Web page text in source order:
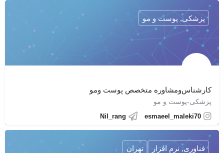
کارشناس‌ومشاوره متخصص پوست ومو
پزشکی-پوست و مو
esmaeel_maleki70
Nil_rang
پزشکی, پوست و مو
فناوری, نرم افزار تهران